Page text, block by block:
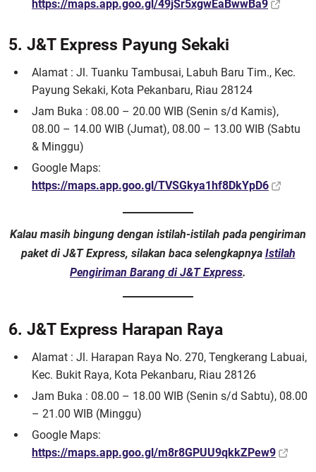
https://maps.app.goo.gl/49jSr5xgwEaBwwBa9
5. J&T Express Payung Sekaki
Alamat : Jl. Tuanku Tambusai, Labuh Baru Tim., Kec.
Payung Sekaki, Kota Pekanbaru, Riau 28124
Jam Buka : 08.00 – 20.00 WIB (Senin s/d Kamis),
08.00 – 14.00 WIB (Jumat), 08.00 – 13.00 WIB (Sabtu
& Minggu)
Google Maps:
https://maps.app.goo.gl/TVSGkya1hf8DkYpD6
Kalau masih bingung dengan istilah-istilah pada pengiriman
paket di J&T Express, silakan baca selengkapnya Istilah
Pengiriman Barang di J&T Express.
6. J&T Express Harapan Raya
Alamat : Jl. Harapan Raya No. 270, Tengkerang Labuai,
Kec. Bukit Raya, Kota Pekanbaru, Riau 28126
Jam Buka : 08.00 – 18.00 WIB (Senin s/d Sabtu), 08.00
– 21.00 WIB (Minggu)
Google Maps:
https://maps.app.goo.gl/m8r8GPUU9qkkZPew9